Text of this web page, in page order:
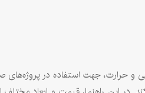
و حرارت، جهت استفاده در